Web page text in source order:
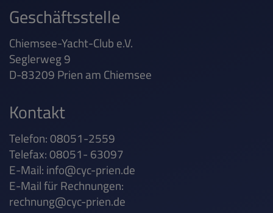
Geschäftsstelle
Chiemsee-Yacht-Club e.V.
Seglerweg 9
D-83209 Prien am Chiemsee
Kontakt
Telefon: 08051-2559
Telefax: 08051- 63097
E-Mail:info@cyc-prien.de
E-Mail für Rechnungen:
rechnung@cyc-prien.de